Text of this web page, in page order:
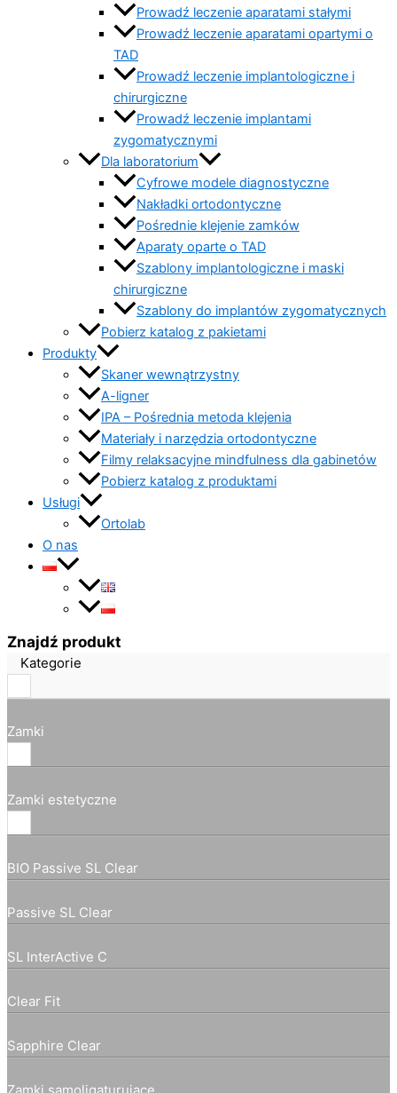
Prowadź leczenie aparatami stałymi
Prowadź leczenie aparatami opartymi o
TAD
Prowadź leczenie implantologiczne i
chirurgiczne
Prowadź leczenie implantami
zygomatycznymi
Dla laboratorium
Cyfrowe modele diagnostyczne
Nakładki ortodontyczne
Pośrednie klejenie zamków
Aparaty oparte o TAD
Szablony implantologiczne i maski
chirurgiczne
Szablony do implantów zygomatycznych
Pobierz katalog z pakietami
Produkty
Skaner wewnątrzystny
A-ligner
IPA – Pośrednia metoda klejenia
Materiały i narzędzia ortodontyczne
Filmy relaksacyjne mindfulness dla gabinetów
Pobierz katalog z produktami
Usługi
Ortolab
O nas
Znajdź produkt
Kategorie
Zamki
Zamki estetyczne
BIO Passive SL Clear
Passive SL Clear
SL InterActive C
Clear Fit
Sapphire Clear